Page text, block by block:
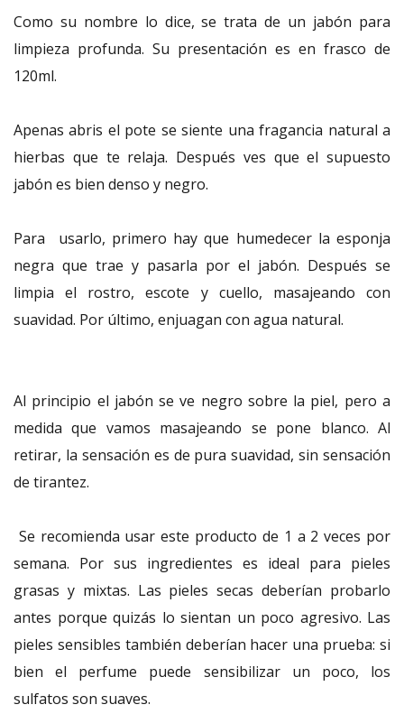
Como su nombre lo dice, se trata de un jabón para
limpieza profunda. Su presentación es en frasco de
120ml.
Apenas abris el pote se siente una fragancia natural a
hierbas que te relaja. Después ves que el supuesto
jabón es bien denso y negro.
Para usarlo, primero hay que humedecer la esponja
negra que trae y pasarla por el jabón. Después se
limpia el rostro, escote y cuello, masajeando con
suavidad. Por último, enjuagan con agua natural.
Al principio el jabón se ve negro sobre la piel, pero a
medida que vamos masajeando se pone blanco. Al
retirar, la sensación es de pura suavidad, sin sensación
de tirantez.
Se recomienda usar este producto de 1 a 2 veces por
semana. Por sus ingredientes es ideal para pieles
grasas y mixtas. Las pieles secas deberían probarlo
antes porque quizás lo sientan un poco agresivo. Las
pieles sensibles también deberían hacer una prueba: si
bien el perfume puede sensibilizar un poco, los
sulfatos son suaves.